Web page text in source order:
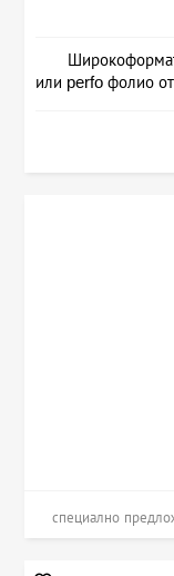
или perfo фолио
специално